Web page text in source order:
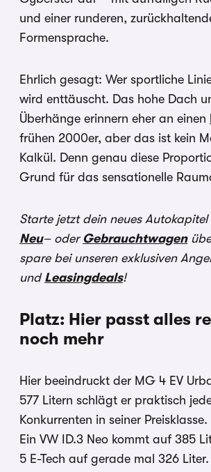
und einer runderen,
Formensprache.
Ehrlich gesagt: Wer sportliche
wird enttäuscht. Das hohe Dach
Überhänge erinnern eher an einen
frühen 2000er, aber das ist kein
Kalkül. Denn genau diese
Grund für das sensationelle
Starte jetzt dein neues
Neu– oder Gebrauchtwagen
spare bei unseren exklusiven
und Leasingdeals!
Platz: Hier passt alles
noch mehr
Hier beeindruckt der MG 4 EV
577 Litern schlägt er praktisch
Konkurrenten in seiner
Ein VW ID.3 Neo kommt auf 385
5 E-Tech auf gerade mal 326 Liter.